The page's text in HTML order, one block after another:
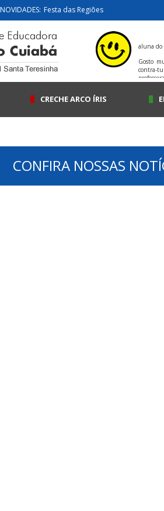
NOVIDADES: Festa das Regiões
aluna do
Gosto
contra-
CRECHE ARCO ÍRIS
CONFIRA NOSSAS